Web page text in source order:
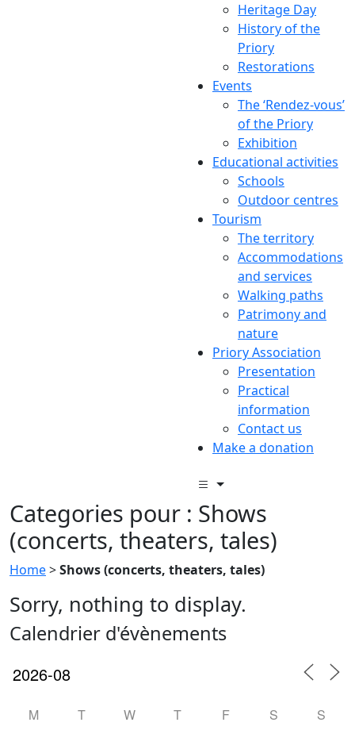
Heritage Day
History of the
Priory
Restorations
Events
The ‘Rendez-vous’
of the Priory
Exhibition
Educational activities
Schools
Outdoor centres
Tourism
The territory
Accommodations
and services
Walking paths
Patrimony and
nature
Priory Association
Presentation
Practical
information
Contact us
Make a donation
Categories pour : Shows
(concerts, theaters, tales)
Home>Shows (concerts, theaters, tales)
Sorry, nothing to display.
Calendrier d'évènements
M T W T F S S